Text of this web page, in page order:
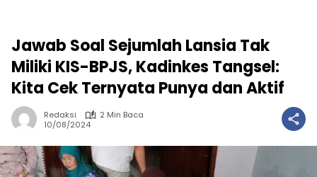
Jawab Soal Sejumlah Lansia Tak
Miliki KIS-BPJS, Kadinkes Tangsel:
Kita Cek Ternyata Punya dan Aktif
Redaksi
2 Min Baca
10/08/2024